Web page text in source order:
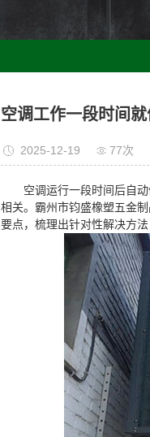
空调工作一段时间
2025-12-19 77次
空调运行一段时间后自
相关。霸州市钧盛橡塑五金
要点，梳理出针对性解决方法